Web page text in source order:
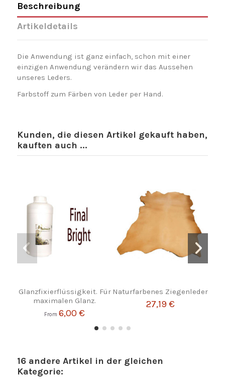
Beschreibung
Artikeldetails
Die Anwendung ist ganz einfach, schon mit einer
einzigen Anwendung verändern wir das Aussehen
unseres Leders.
Farbstoff zum Färben von Leder per Hand.
Kunden, die diesen Artikel gekauft haben,
kauften auch ...
Glanzfixierflüssigkeit. Für
maximalen Glanz.
From6,00 €
Naturfarbenes Ziegenleder
27,19 €
16 andere Artikel in der gleichen
Kategorie: